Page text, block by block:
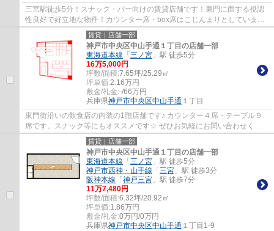
三宮駅徒歩5分！スナック・バー向けの賃貸店舗です！東門に面する視認
性良好で好立地な物件！カウンター席・box席はこじんまりとしています♪
ぜひお気軽にお問い合わせください♪
賃貸｜店舗一部
神戸市中央区中山手通１丁目の店舗一部
東海道本線 「 三ノ宮 」駅 徒歩5分
16万5,000円
坪数/面積:7.65坪/25.29㎡
坪単価:2.16万円
敷金/礼金:-/66万円
兵庫県神戸市中央区中山手通 １丁目
東門街沿いの飲食店の内装の1階店舗です♪ カウンター４席・テーブル９
席です。スナック等にもオススメです☆ ぜひお気軽にお問い合わせくだ
さい♪
賃貸｜店舗一部
神戸市中央区中山手通１丁目の店舗一部
東海道本線 「 三ノ宮 」駅 徒歩5分
神戸市西神・山手線 「 三宮 」駅 徒歩3分
阪神本線 「 神戸三宮 」駅 徒歩7分
11万7,480円
坪数/面積:6.32坪/20.92㎡
坪単価:1.86万円
敷金/礼金:0万円/0万円
兵庫県神戸市中央区中山手通 １丁目1-9